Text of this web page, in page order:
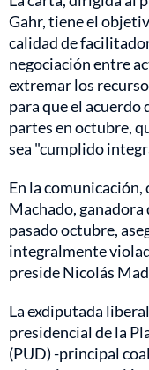
Gahr, tiene el
calidad de
negociación entre
extremar los
para que el acuerdo
partes en octubre,
sea "cumplido
En la comunicación,
Machado,
pasado octubre,
integralmente
preside Nicolás
La exdiputada
presidencial de la
(PUD) -principal